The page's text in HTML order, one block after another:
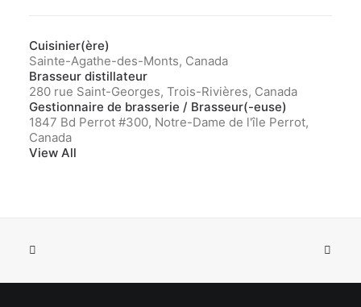
Cuisinier(ère)
Sainte-Agathe-des-Monts, Canada
Brasseur distillateur
280 rue Saint-Georges, Trois-Rivières, Canada
Gestionnaire de brasserie / Brasseur(-euse)
1847 Bd Perrot #300, Notre-Dame de l'île Perrot,
Canada
View All